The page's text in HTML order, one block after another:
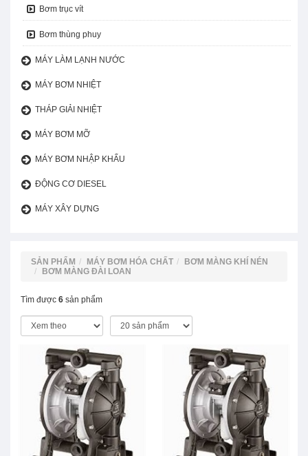
Bơm trục vít
Bơm thùng phuy
MÁY LÀM LẠNH NƯỚC
MÁY BƠM NHIỆT
THÁP GIẢI NHIỆT
MÁY BƠM MỠ
MÁY BƠM NHẬP KHẨU
ĐỘNG CƠ DIESEL
MÁY XÂY DỰNG
SẢN PHẨM MÁY BƠM HÓA CHẤT
BƠM MÀNG KHÍ NÉN
BƠM MÀNG ĐÀI LOAN
Tìm được 6 sản phẩm